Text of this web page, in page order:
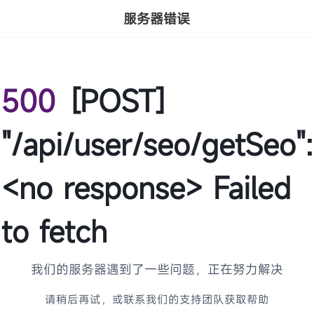
服务器错误
500 [POST]
"/api/user/seo/getSeo":
<no response> Failed
to fetch
我们的服务器遇到了一些问题，正在努力解决
请稍后再试，或联系我们的支持团队获取帮助